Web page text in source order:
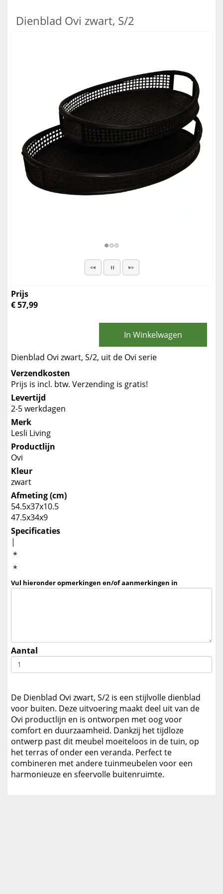
Dienblad Ovi zwart, S/2
Prijs
€ 57,99
In Winkelwagen
Dienblad Ovi zwart, S/2, uit de Ovi serie
Verzendkosten
Prijs is incl. btw. Verzending is gratis!
Levertijd
2-5 werkdagen
Merk
Lesli Living
Productlijn
Ovi
Kleur
zwart
Afmeting (cm)
54.5x37x10.5
47.5x34x9
Specificaties
|
*
*
Vul hieronder opmerkingen en/of aanmerkingen in
Aantal
De Dienblad Ovi zwart, S/2 is een stijlvolle dienblad
voor buiten. Deze uitvoering maakt deel uit van de
Ovi productlijn en is ontworpen met oog voor
comfort en duurzaamheid. Dankzij het tijdloze
ontwerp past dit meubel moeiteloos in de tuin, op
het terras of onder een veranda. Perfect te
combineren met andere tuinmeubelen voor een
harmonieuze en sfeervolle buitenruimte.